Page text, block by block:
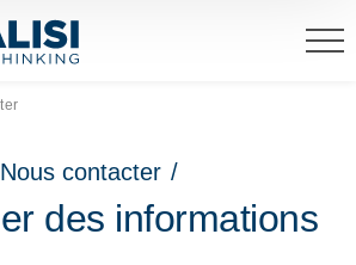
Spa
Nous contacter /
des informations